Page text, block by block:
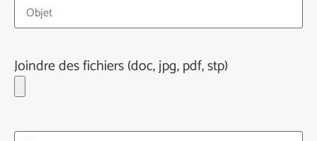
Joindre des fichiers (doc, jpg, pdf, stp)